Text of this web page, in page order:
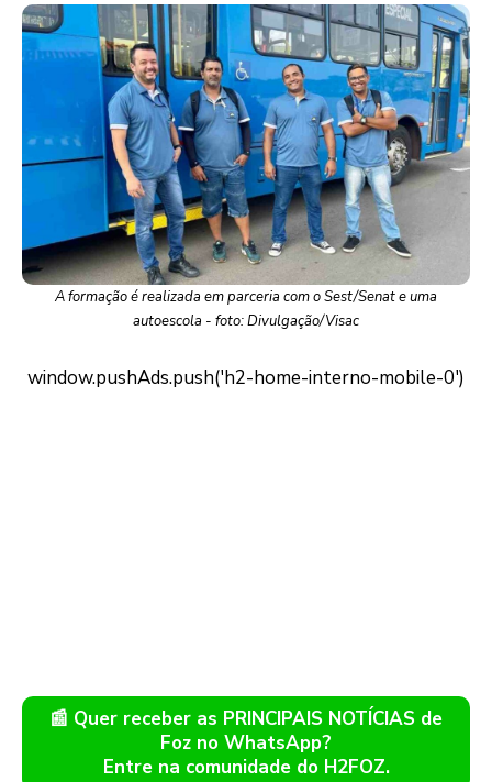
A formação é realizada em parceria com o Sest/Senat e uma
autoescola - foto: Divulgação/Visac
📰 Quer receber as PRINCIPAIS NOTÍCIAS de
Foz no WhatsApp?
Entre na comunidade do H2FOZ.